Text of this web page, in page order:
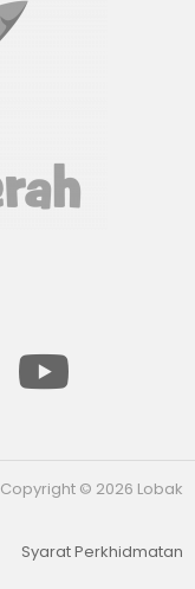
© 2026 Lobak
Syarat Perkhidmatan